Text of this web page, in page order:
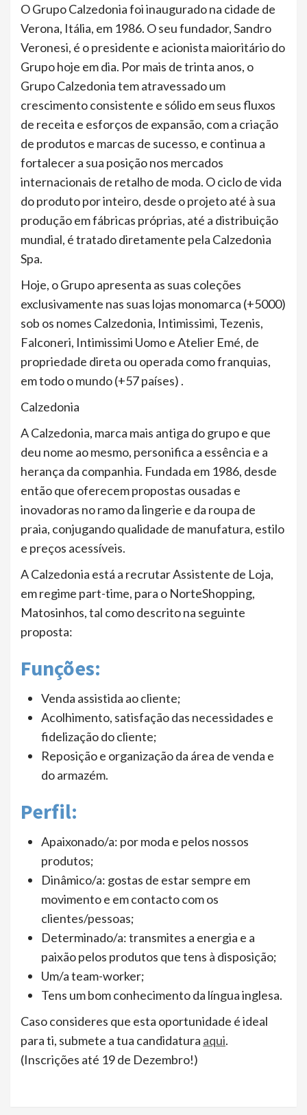
O Grupo Calzedonia foi inaugurado na cidade de
Verona, Itália, em 1986. O seu fundador, Sandro
Veronesi, é o presidente e acionista maioritário do
Grupo hoje em dia. Por mais de trinta anos, o
Grupo Calzedonia tem atravessado um
crescimento consistente e sólido em seus fluxos
de receita e esforços de expansão, com a criação
de produtos e marcas de sucesso, e continua a
fortalecer a sua posição nos mercados
internacionais de retalho de moda. O ciclo de vida
do produto por inteiro, desde o projeto até à sua
produção em fábricas próprias, até a distribuição
mundial, é tratado diretamente pela Calzedonia
Spa.
Hoje, o Grupo apresenta as suas coleções
exclusivamente nas suas lojas monomarca (+5000)
sob os nomes Calzedonia, Intimissimi, Tezenis,
Falconeri, Intimissimi Uomo e Atelier Emé, de
propriedade direta ou operada como franquias,
em todo o mundo (+57 países) .
Calzedonia
A Calzedonia, marca mais antiga do grupo e que
deu nome ao mesmo, personifica a essência e a
herança da companhia. Fundada em 1986, desde
então que oferecem propostas ousadas e
inovadoras no ramo da lingerie e da roupa de
praia, conjugando qualidade de manufatura, estilo
e preços acessíveis.
A Calzedonia está a recrutar Assistente de Loja,
em regime part-time, para o NorteShopping,
Matosinhos, tal como descrito na seguinte
proposta:
Funções:
Venda assistida ao cliente;
Acolhimento, satisfação das necessidades e
fidelização do cliente;
Reposição e organização da área de venda e
do armazém.
Perfil:
Apaixonado/a: por moda e pelos nossos
produtos;
Dinâmico/a: gostas de estar sempre em
movimento e em contacto com os
clientes/pessoas;
Determinado/a: transmites a energia e a
paixão pelos produtos que tens à disposição;
Um/a team-worker;
Tens um bom conhecimento da língua inglesa.
Caso consideres que esta oportunidade é ideal
para ti, submete a tua candidatura aqui.
(Inscrições até 19 de Dezembro!)